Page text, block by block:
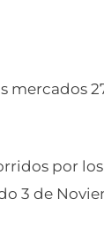
mercados
por
3 de